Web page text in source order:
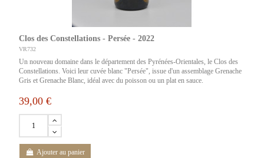
Clos des Constellations - Persée - 2022
VR732
Un nouveau domaine dans le département des Pyrénées-Orientales, le Clos des
Constellations. Voici leur cuvée blanc "Persée", issue d'un assemblage Grenache
Gris et Grenache Blanc, idéal avec du poisson ou un plat en sauce.
39,00 €
Ajouter au panier